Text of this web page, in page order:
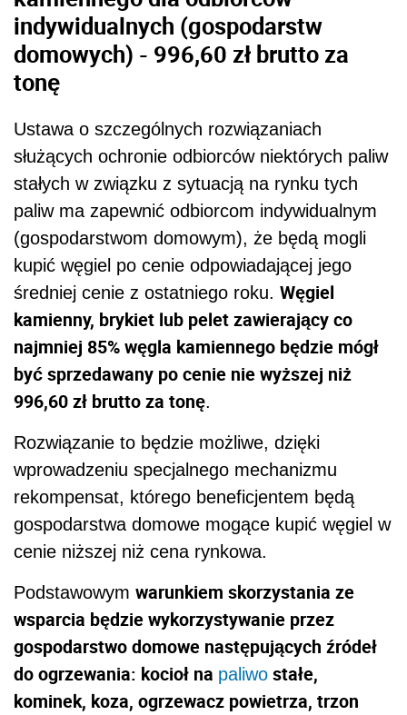
indywidualnych (gospodarstw
domowych) - 996,60 zł brutto za
tonę
Ustawa o szczególnych rozwiązaniach
służących ochronie odbiorców niektórych paliw
stałych w związku z sytuacją na rynku tych
paliw ma zapewnić odbiorcom indywidualnym
(gospodarstwom domowym), że będą mogli
kupić węgiel po cenie odpowiadającej jego
średniej cenie z ostatniego roku. Węgiel
kamienny, brykiet lub pelet zawierający co
najmniej 85% węgla kamiennego będzie mógł
być sprzedawany po cenie nie wyższej niż
996,60 zł brutto za tonę.
Rozwiązanie to będzie możliwe, dzięki
wprowadzeniu specjalnego mechanizmu
rekompensat, którego beneficjentem będą
gospodarstwa domowe mogące kupić węgiel w
cenie niższej niż cena rynkowa.
Podstawowym warunkiem skorzystania ze
wsparcia będzie wykorzystywanie przez
gospodarstwo domowe następujących źródeł
do ogrzewania: kocioł na paliwo stałe,
kominek, koza, ogrzewacz powietrza, trzon